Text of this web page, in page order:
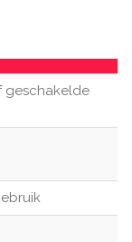
geschakelde